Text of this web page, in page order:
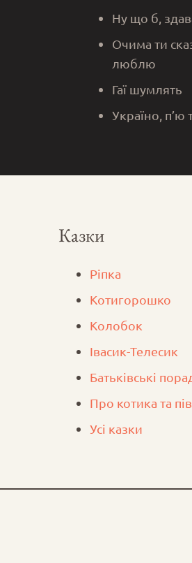
Ну що б,
Очима ти
люблю
Гаї шумлять
Україно, п’ю
Казки
Ріпка
Котигорошко
Колобок
Iвасик-Телесик
Батьківські
Про котика та
Усі казки